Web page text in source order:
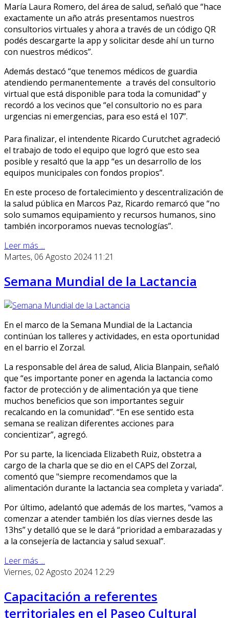
María Laura Romero, del área de salud, señaló que “hace
exactamente un año atrás presentamos nuestros
consultorios virtuales y ahora a través de un código QR
podés descargarte la app y solicitar desde ahí un turno
con nuestros médicos”.
Además destacó “que tenemos médicos de guardia
atendiendo permanentemente a través del consultorio
virtual que está disponible para toda la comunidad” y
recordó a los vecinos que “el consultorio no es para
urgencias ni emergencias, para eso está el 107”.
Para finalizar, el intendente Ricardo Curutchet agradeció
el trabajo de todo el equipo que logró que esto sea
posible y resaltó que la app “es un desarrollo de los
equipos municipales con fondos propios”.
En este proceso de fortalecimiento y descentralización de
la salud pública en Marcos Paz, Ricardo remarcó que “no
solo sumamos equipamiento y recursos humanos, sino
también incorporamos nuevas tecnologías”.
Leer más ...
Martes, 06 Agosto 2024 11:21
Semana Mundial de la Lactancia
En el marco de la Semana Mundial de la Lactancia
continúan los talleres y actividades, en esta oportunidad
en el barrio el Zorzal.
La responsable del área de salud, Alicia Blanpain, señaló
que “es importante poner en agenda la lactancia como
factor de protección y de alimentación ya que tiene
muchos beneficios que son importantes seguir
recalcando en la comunidad”. “En ese sentido esta
semana se realizan diferentes acciones para
concientizar”, agregó.
Por su parte, la licenciada Elizabeth Ruiz, obstetra a
cargo de la charla que se dio en el CAPS del Zorzal,
comentó que "siempre recomendamos que la
alimentación durante la lactancia sea completa y variada”.
Por último, adelantó que además de los martes, “vamos a
comenzar a atender también los días viernes desde las
13hs” y detalló que se le dará “prioridad a embarazadas y
a la consejería de lactancia y salud sexual”.
Leer más ...
Viernes, 02 Agosto 2024 12:29
Capacitación a referentes
territoriales en el Paseo Cultural